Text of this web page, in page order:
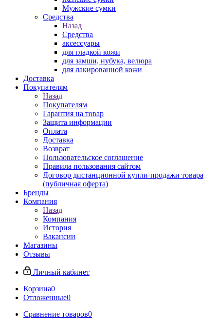
Мужские сумки
Средства
Назад
Средства
аксессуары
для гладкой кожи
для замши, нубука, велюра
для лакированной кожи
Доставка
Покупателям
Назад
Покупателям
Гарантия на товар
Защита информации
Оплата
Доставка
Возврат
Пользовательское соглашение
Правила пользования сайтом
Договор дистанционной купли-продажи товара
(публичная оферта)
Бренды
Компания
Назад
Компания
История
Вакансии
Магазины
Отзывы
Личный кабинет
Корзина0
Отложенные0
Сравнение товаров0